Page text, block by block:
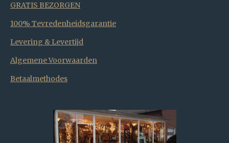
GRATIS BEZORGEN
100% Tevredenheidsgarantie
Levering & Levertijd
Algemene Voorwaarden
Betaalmethodes